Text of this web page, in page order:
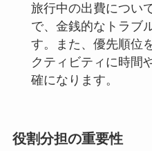
旅行中の出費につい
で、金銭的なトラブ
す。また、優先順位
クティビティに時間
確になります。
役割分担の重要性